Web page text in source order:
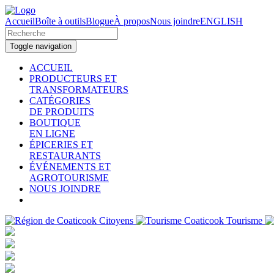
AccueilBoîte à outilsBlogueÀ proposNous joindreENGLISH
Toggle navigation
ACCUEIL
PRODUCTEURS ET
TRANSFORMATEURS
CATÉGORIES
DE PRODUITS
BOUTIQUE
EN LIGNE
ÉPICERIES ET
RESTAURANTS
ÉVÉNEMENTS ET
AGROTOURISME
NOUS JOINDRE
Citoyens Tourisme